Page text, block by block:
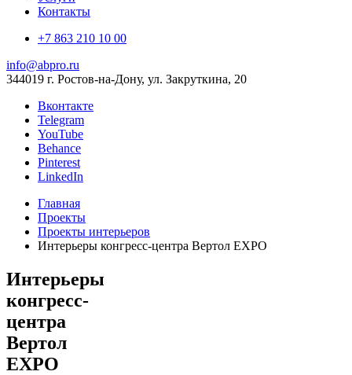
Контакты
+7 863 210 10 00
info@abpro.ru
344019 г. Ростов-на-Дону, ул. Закруткина, 20
Вконтакте
Telegram
YouTube
Behance
Pinterest
LinkedIn
Главная
Проекты
Проекты интерьеров
Интерьеры конгресс-центра Вертол EXPO
Интерьеры
конгресс-
центра
Вертол
EXPO